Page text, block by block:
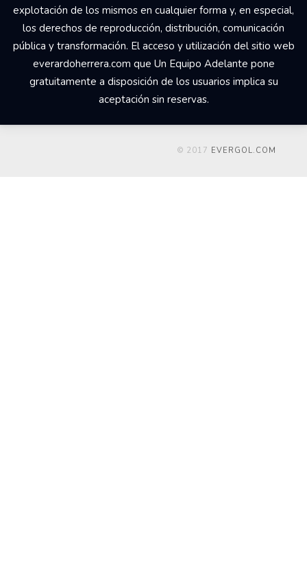
explotación de los mismos en cualquier forma y, en especial,
los derechos de reproducción, distribución, comunicación
pública y transformación. El acceso y utilización del sitio web
everardoherrera.com que Un Equipo Adelante pone
gratuitamente a disposición de los usuarios implica su
aceptación sin reservas.
© 2017 EVERGOL.COM